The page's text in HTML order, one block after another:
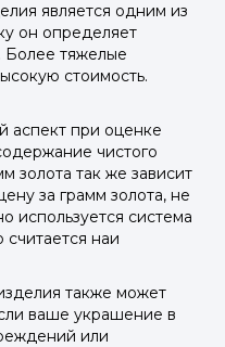
является одним из
он определяет
Более тяжелые
стоимость.
аспект при оценке
чистого
золота так же зависит
за грамм золота, не
используется система
считается наи
также может
ваше украшение в
или